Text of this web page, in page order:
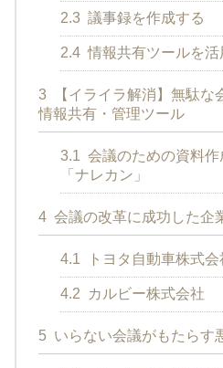
2.3 議事録を作成する
2.4 情報共有ツールを活
3
【イライラ解消】無駄な
情報共有・管理ツール
3.1 会議のための資料
「ナレカン」
4 会議の改革に成功した企
4.1 トヨタ自動車株式会
4.2 カルビー株式会社
5 いらない会議がもたらす